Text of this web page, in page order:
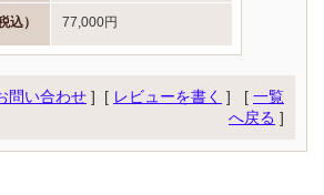
込） 77,000円
問い合わせ ] [ レビューを書く ] [ 一覧
へ戻る ]